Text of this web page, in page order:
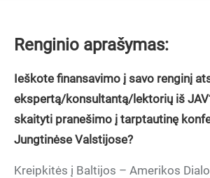
Renginio aprašymas:
Ieškote finansavimo į savo renginį
ekspertą/konsultantą/lektorių iš
skaityti pranešimo į tarptautinę
Jungtinėse Valstijose?
Kreipkitės į Baltijos – Amerikos